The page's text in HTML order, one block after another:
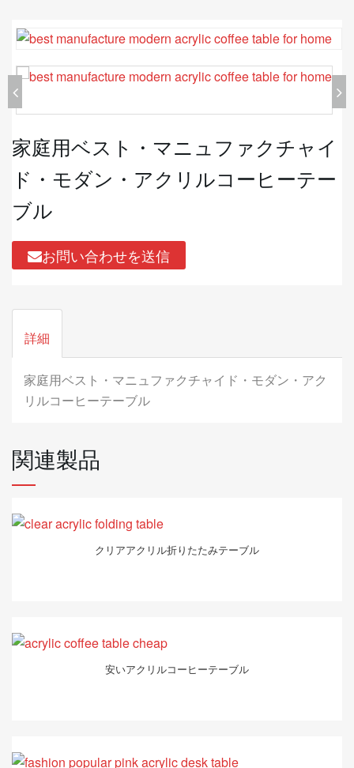
家庭用ベスト・マニュファクチャイ
ド・モダン・アクリルコーヒーテー
ブル
お問い合わせを送信
詳細
家庭用ベスト・マニュファクチャイド・モダン・アク
リルコーヒーテーブル
関連製品
クリアアクリル折りたたみテーブル
安いアクリルコーヒーテーブル